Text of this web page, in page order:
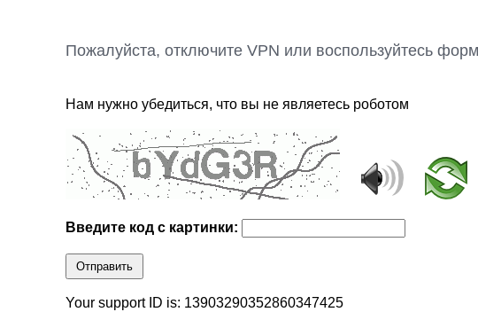
Пожалуйста, отключите VPN или воспользуйтесь
Нам нужно убедиться, что вы не являетесь роботом
Введите код с картинки:
Отправить
Your support ID is: 13903290352860347425